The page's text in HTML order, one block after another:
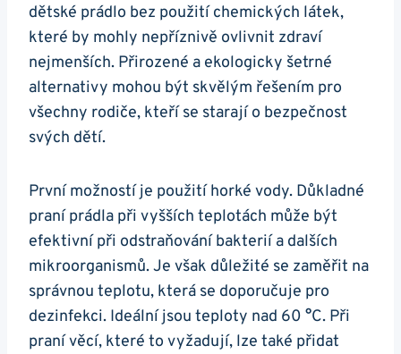
dětské prádlo bez použití chemických látek,
které by mohly nepříznivě ovlivnit zdraví
nejmenších. Přirozené a ekologicky šetrné
alternativy mohou být skvělým řešením pro
všechny rodiče, kteří se starají o bezpečnost
svých dětí.
První možností je použití horké vody. Důkladné
praní prádla při vyšších teplotách může být
efektivní při odstraňování bakterií a dalších
mikroorganismů. Je však důležité se zaměřit na
správnou teplotu, která se doporučuje pro
dezinfekci. Ideální jsou teploty nad 60 °C. Při
praní věcí, které to vyžadují, lze také přidat